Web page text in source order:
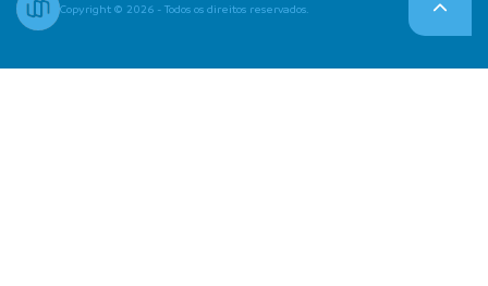
Copyright © 2026 - Todos os direitos reservados.